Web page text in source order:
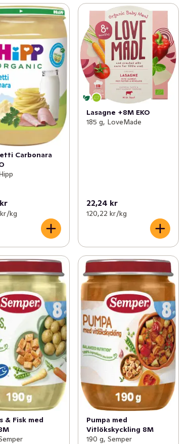
Carbonara
/kg
Lasagne +8M EKO
185 g, LoveMade
22,24 kr
120,22 kr /kg
& Fisk med
Pumpa med
Vitlökskyckling 8M
190 g, Semper